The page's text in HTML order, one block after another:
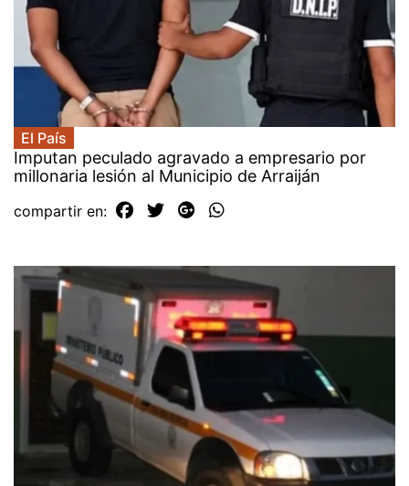
El País
Imputan peculado agravado a empresario por
millonaria lesión al Municipio de Arraiján
compartir en: